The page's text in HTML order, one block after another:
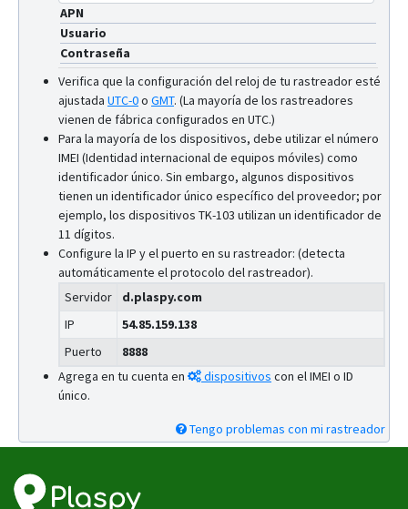
APN
Usuario
Contraseña
Verifica que la configuración del reloj de tu rastreador esté
ajustada UTC-0o GMT. (La mayoría de los rastreadores
vienen de fábrica configurados en UTC.)
Para la mayoría de los dispositivos, debe utilizar el número
IMEI (Identidad internacional de equipos móviles) como
identificador único. Sin embargo, algunos dispositivos
tienen un identificador único específico del proveedor; por
ejemplo, los dispositivos TK-103 utilizan un identificador de
11 dígitos.
Configure la IP y el puerto en su rastreador: (detecta
automáticamente el protocolo del rastreador).
Servidor
d.plaspy.com
IP
54.85.159.138
Puerto
8888
Agrega en tu cuenta en
dispositivos con el IMEI o ID
único.
Tengo problemas con mi rastreador